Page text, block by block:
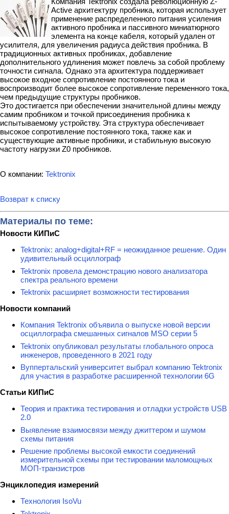
Active архитектуру пробника, которая использует
применение распределенного питания усиления
активного пробника и пассивного миниатюрного
элемента на конце кабеля, который удален от
усилителя, для увеличения радиуса действия пробника. В
традиционных активных пробниках, добавление
дополнительного удлинения может повлечь за собой проблему
точности сигнала. Однако эта архитектура поддерживает
высокое входное сопротивление постоянного тока и
воспроизводит более высокое сопротивление переменного тока,
чем предыдущие структуры пробников.
Это достигается при обеспечении значительной длины между
самим пробником и точкой присоединения пробника к
испытываемому устройству. Эта структура обеспечивает
высокое сопротивление постоянного тока, также как и
существующие активные пробники, и стабильную высокую
частоту нагрузки Z0 пробников.
О компании: Tektronix
Возврат к списку
Материалы по теме:
Новости КИПиС
Tektronix: analog+digital+RF = неожиданное решение. Один
удивительный осциллограф
Tektronix провела демонстрацию нового анализатора
спектра реального времени
Tektronix расширяет возможности тестирования
Новости компаний
Компания Tektronix объявила о выпуске новой версии
осциллографа смешанных сигналов MSO серии 5
Tektronix опубликовал результаты глобального опроса
инженеров, проведенного в 2021 году
Вуппертальский университет выбрал компанию Tektronix
для участия в разработке расширенной технологии 6G
Статьи КИПиС
Теория и практика тестирования и отладки устройств USB
2.0
Выявление взаимосвязи между джиттером и шумом
схемы питания
Решение проблемы высокой емкости соединений
измерительной схемы при тестировании маломощных
МОП-транзистров
Энциклопедия измерений
Технология IsoVu